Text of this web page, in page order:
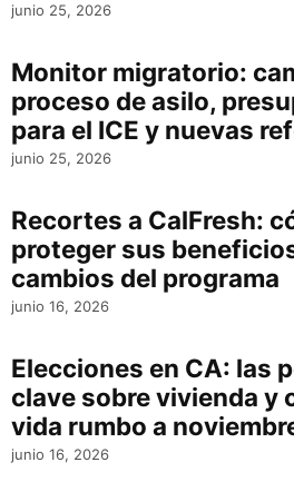
junio 25, 2026
Monitor migratorio:
proceso de asilo,
para el ICE y nuevas
junio 25, 2026
Recortes a CalFresh:
proteger sus
cambios del programa
junio 16, 2026
Elecciones en CA: las
clave sobre vivienda y
vida rumbo a
junio 16, 2026